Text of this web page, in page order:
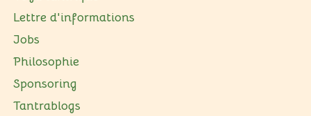
Lettre d'informations
Jobs
Philosophie
Sponsoring
Tantrablogs